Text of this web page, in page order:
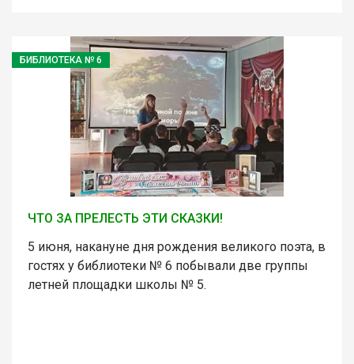
БИБЛИОТЕКА № 6
ЧТО ЗА ПРЕЛЕСТЬ ЭТИ СКАЗКИ!
5 июня, накануне дня рождения великого поэта, в
гостях у библиотеки № 6 побывали две группы
летней площадки школы № 5.